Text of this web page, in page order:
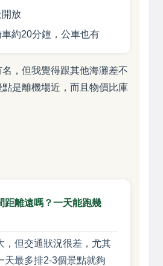
放
約20分鐘，公車也有
，但我覺得跟其他海灘差不
是離機場近，而且物價比庫
距離遠嗎？一天能跑幾
，但交通狀況很差，尤其
天最多排2-3個景點就夠